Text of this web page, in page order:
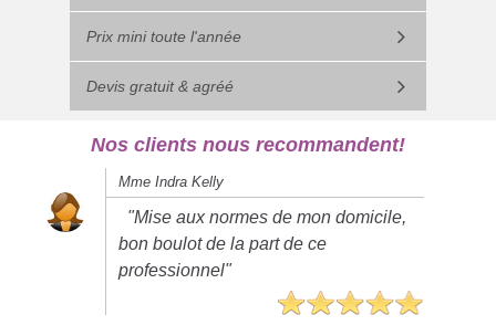
Prix mini toute l'année
Devis gratuit & agréé
Nos clients nous recommandent!
Mme Indra Kelly
"Mise aux normes de mon domicile,
bon boulot de la part de ce
professionnel"